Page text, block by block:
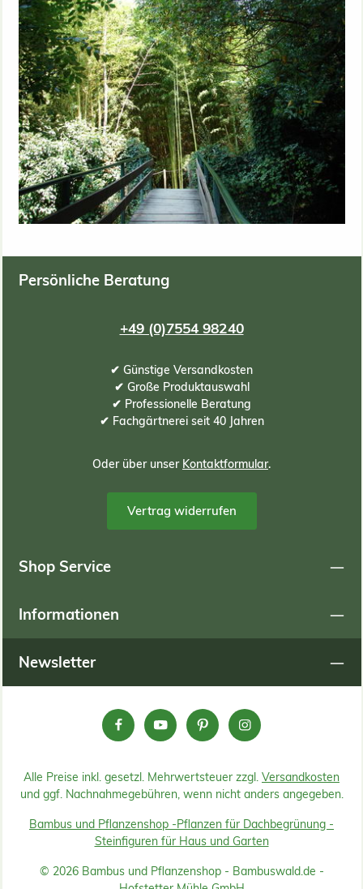
Persönliche Beratung
+49 (0)7554 98240
✔ Günstige Versandkosten
✔ Große Produktauswahl
✔ Professionelle Beratung
✔ Fachgärtnerei seit 40 Jahren
Oder über unser Kontaktformular.
Vertrag widerrufen
Shop Service
Informationen
Newsletter
Alle Preise inkl. gesetzl. Mehrwertsteuer zzgl. Versandkosten
und ggf. Nachnahmegebühren, wenn nicht anders angegeben.
© 2026 Bambus und Pflanzenshop - Bambuswald.de -
Bambus und Pflanzenshop -Pflanzen für Dachbegrünung -
Steinfiguren für Haus und Garten